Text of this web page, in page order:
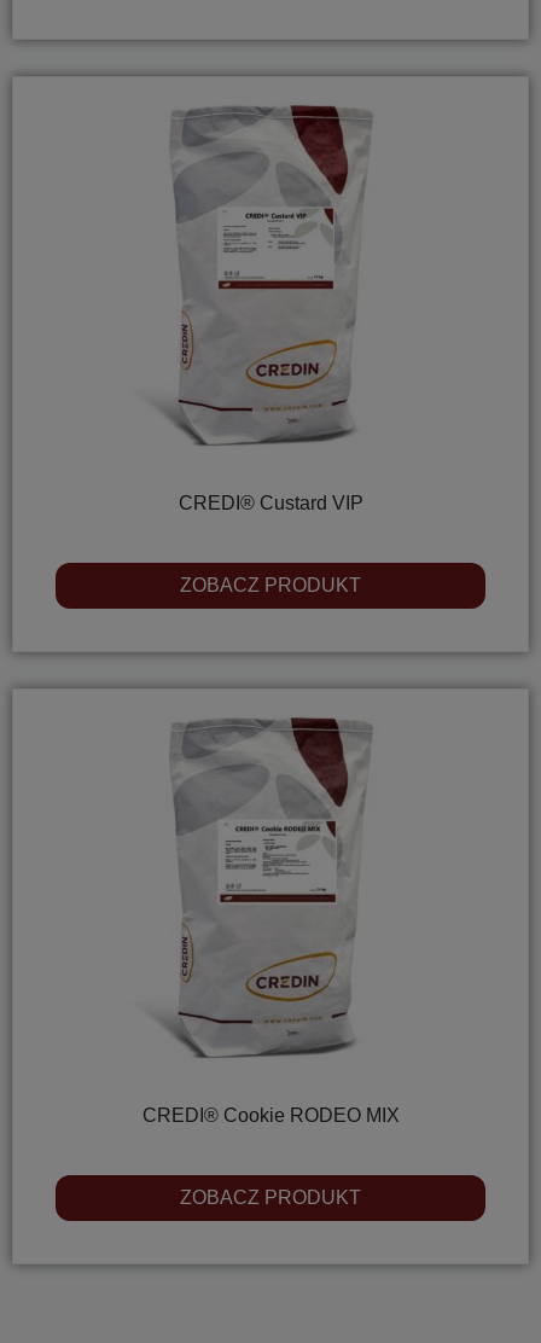
CREDI® Custard VIP
ZOBACZ PRODUKT
CREDI® Cookie RODEO MIX
ZOBACZ PRODUKT